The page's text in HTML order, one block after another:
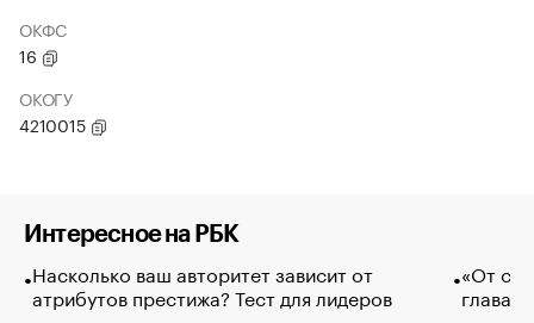
ОКФС
16
ОКОГУ
4210015
Интересное на РБК
Насколько ваш авторитет зависит от
атрибутов престижа? Тест для лидеров
«От
глава